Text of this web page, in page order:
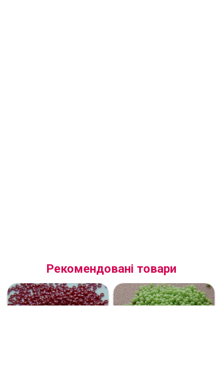
Рекомендовані товари